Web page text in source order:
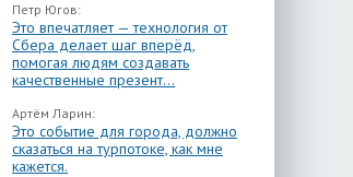
Петр Югов:
Это впечатляет — технология от
Сбера делает шаг вперёд,
помогая людям создавать
качественные презент...
Артём Ларин:
Это событие для города, должно
сказаться на турпотоке, как мне
кажется.